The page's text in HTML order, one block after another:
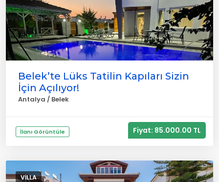
Belek’te Lüks Tatilin Kapıları Sizin
İçin Açılıyor!
Antalya / Belek
İlanı Görüntüle Fiyat: 85.000.00 TL
VILLA